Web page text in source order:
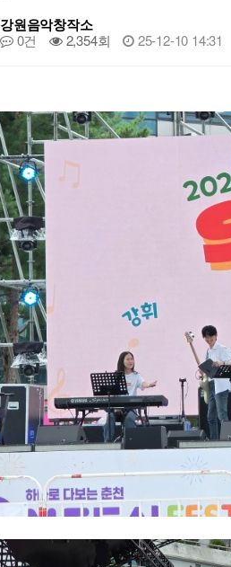
강원음악창작소
0건 2,354회 25-12-10 14:31